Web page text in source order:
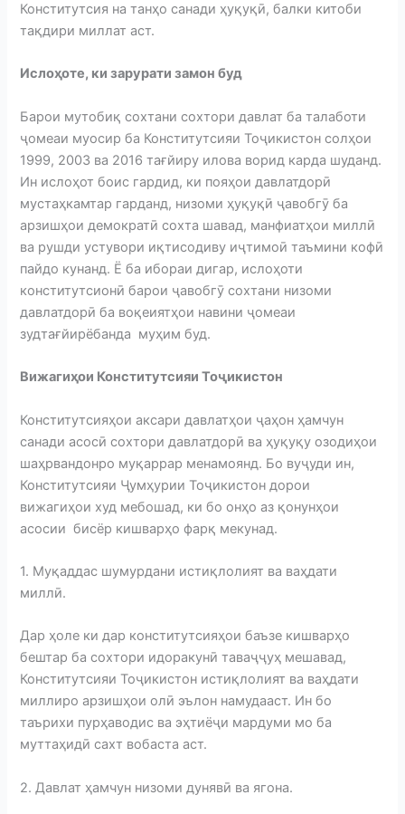
Конститутсия на танҳо санади ҳуқуқӣ, балки китоби
тақдири миллат аст.
Ислоҳоте, ки зарурати замон буд
Барои мутобиқ сохтани сохтори давлат ба талаботи
ҷомеаи муосир ба Конститутсияи Тоҷикистон солҳои
1999, 2003 ва 2016 тағйиру илова ворид карда шуданд.
Ин ислоҳот боис гардид, ки пояҳои давлатдорӣ
мустаҳкамтар гарданд, низоми ҳуқуқӣ ҷавобгӯ ба
арзишҳои демократӣ сохта шавад, манфиатҳои миллӣ
ва рушди устувори иқтисодиву иҷтимоӣ таъмини кофӣ
пайдо кунанд. Ё ба ибораи дигар, ислоҳоти
конститутсионӣ барои ҷавобгӯ сохтани низоми
давлатдорӣ ба воқеиятҳои навини ҷомеаи
зудтағйирёбанда муҳим буд.
Вижагиҳои Конститутсияи Тоҷикистон
Конститутсияҳои аксари давлатҳои ҷаҳон ҳамчун
санади асосӣ сохтори давлатдорӣ ва ҳуқуқу озодиҳои
шаҳрвандонро муқаррар менамоянд. Бо вуҷуди ин,
Конститутсияи Ҷумҳурии Тоҷикистон дорои
вижагиҳои худ мебошад, ки бо онҳо аз қонунҳои
асосии бисёр кишварҳо фарқ мекунад.
1. Муқаддас шумурдани истиқлолият ва ваҳдати
миллӣ.
Дар ҳоле ки дар конститутсияҳои баъзе кишварҳо
бештар ба сохтори идоракунӣ таваҷҷуҳ мешавад,
Конститутсияи Тоҷикистон истиқлолият ва ваҳдати
миллиро арзишҳои олӣ эълон намудааст. Ин бо
таърихи пурҳаводис ва эҳтиёҷи мардуми мо ба
муттаҳидӣ сахт вобаста аст.
2. Давлат ҳамчун низоми дунявӣ ва ягона.